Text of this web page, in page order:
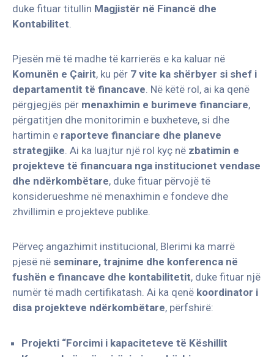
duke fituar titullin Magjistër në Financë dhe
Kontabilitet.
Pjesën më të madhe të karrierës e ka kaluar në
Komunën e Çairit, ku për 7 vite ka shërbyer si shef i
departamentit të financave. Në këtë rol, ai ka qenë
përgjegjës për menaxhimin e burimeve financiare,
përgatitjen dhe monitorimin e buxheteve, si dhe
hartimin e raporteve financiare dhe planeve
strategjike. Ai ka luajtur një rol kyç në zbatimin e
projekteve të financuara nga institucionet vendase
dhe ndërkombëtare, duke fituar përvojë të
konsiderueshme në menaxhimin e fondeve dhe
zhvillimin e projekteve publike.
Përveç angazhimit institucional, Blerimi ka marrë
pjesë në seminare, trajnime dhe konferenca në
fushën e financave dhe kontabilitetit, duke fituar një
numër të madh certifikatash. Ai ka qenë koordinator i
disa projekteve ndërkombëtare, përfshirë:
Projekti “Forcimi i kapaciteteve të Këshillit